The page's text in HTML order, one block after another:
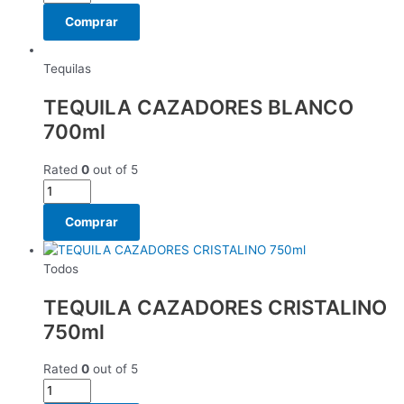
Comprar
Tequilas
TEQUILA CAZADORES BLANCO
700ml
Rated 0 out of 5
Comprar
Todos
TEQUILA CAZADORES CRISTALINO
750ml
Rated 0 out of 5